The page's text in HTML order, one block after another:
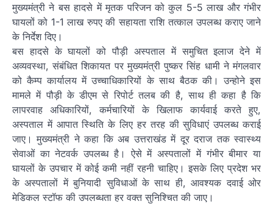
मुख्यमंत्री ने बस हादसे में मृतक परिजन को कुल 5-5 लाख और गंभीर
घायलों को 1-1 लाख रुपए की सहायता राशि तत्काल उपलब्ध कराए जाने
के निर्देश दिए।
बस हादसे के घायलों को पौड़ी अस्पताल में समुचित इलाज देने में
अव्यवस्था, संबंधित शिकायत पर मुख्यमंत्री पुष्कर सिंह धामी ने मंगलवार
को कैम्प कार्यालय में उच्चाधिकारियों के साथ बैठक की। उन्होने इस
मामले में पौड़ी के डीएम से रिपोर्ट तलब की है, साथ ही कहा है कि
लापरवाह अधिकारियों, कर्मचारियों के खिलाफ कार्यवाई करते हुए,
अस्पताल में आपात स्थिति के लिए हर तरह की सुविधाएं उपलब्ध कराई
जाए। मुख्यमंत्री ने कहा कि अब उत्तराखंड में दूर दराज तक स्वास्थ्य
सेवाओं का नेटवर्क उपलब्ध है। ऐसे में अस्पतालों में गंभीर बीमार या
घायलों के उपचार में कोई कमी नहीं रहनी चाहिए। इसके लिए प्रदेश भर
के अस्पतालों में बुनियादी सुविधाओं के साथ ही, आवश्यक दवाई ओर
मेडिकल स्टॉफ की उपलब्धता हर वक्त सुनिश्चित की जाए।